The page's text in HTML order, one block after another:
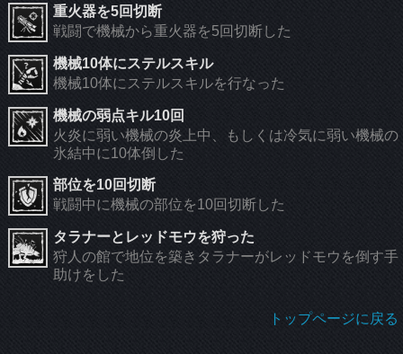
重火器を5回切断
戦闘で機械から重火器を5回切断した
機械10体にステルスキル
機械10体にステルスキルを行なった
機械の弱点キル10回
火炎に弱い機械の炎上中、もしくは冷気に弱い機械の
氷結中に10体倒した
部位を10回切断
戦闘中に機械の部位を10回切断した
タラナーとレッドモウを狩った
狩人の館で地位を築きタラナーがレッドモウを倒す手
助けをした
トップページに戻る